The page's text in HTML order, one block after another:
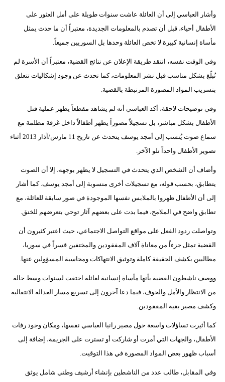
وأشار العباسي إلى أن العائلة عاشت سنوات طويلة على أمل العثور على
الأطفال أحياء، قبل أن تصدم بالمعلومات الجديدة، معتبراً أن ما حدث يمثل
مأساة إنسانية كبيرة لا تخص العائلة وحدها بل السوريين جميعاً.
وفي الوقت نفسه، انتقد طريقة الإعلان عن نتائج القضية، معتبراً أن الأسرة لم
تُبلّغ بشكل مناسب قبل نشر المعلومات، كما تحدث عن وجود إشكاليات تتعلق
بتسريب المواد المصورة المرتبطة بالقضية.
وفي توضيحات لاحقة، أكد العباسي أنه لم يشاهد مقطعاً يظهر عملية قتل
الأطفال بشكل مباشر، بل تسجيلاً مصوراً يظهر أطفالاً داخل غرفة مظلمة مع
سماع صوت يُنسب إلى أمجد يوسف يتحدث عن تاريخ 11 مارس/آذار 2013 أثناء
تصوير الأطفال واحداً تلو الآخر.
وأضاف أن الشخص الذي يتحدث في التسجيل لا يظهر بوجهه، إلا أن الصوت
يتطابق، بحسب قوله، مع تسجيلات أخرى منسوبة إلى أمجد يوسف. كما أشار
إلى أن الأطفال ظهروا بالملابس نفسها الموجودة في صور سابقة للعائلة، مع
تطابق واضح في الملامح، فيما بدت على بعضهم آثار توحي بتعرضهم للخنق.
وتواصلت ردود الفعل على مواقع التواصل الاجتماعي، حيث اعتبر كثيرون أن
القضية تمثل جزءاً من معاناة آلاف المفقودين والمختفين قسراً في سوريا،
مطالبين بكشف الحقيقة كاملة وتوثيق الانتهاكات ومحاسبة المسؤولين عنها.
ووصف ناشطون القضية بأنها مأساة إنسانية لعائلة اختفت لسنوات وسط حالة
من الانتظار والأمل والخوف، فيما دعا آخرون إلى تسريع مسار العدالة الانتقالية
وكشف مصير بقية المفقودين.
كما أثيرت تساؤلات واسعة حول مصير رانيا العباسي نفسها، ومكان وجود رفات
الأطفال، والجهات التي أمرت أو شاركت أو تسترت على الجريمة، إضافة إلى
أسباب ظهور بعض المواد المصورة في هذا التوقيت.
وفي المقابل، طالب عدد من الناشطين بإنشاء أرشيف وطني شامل يوثق